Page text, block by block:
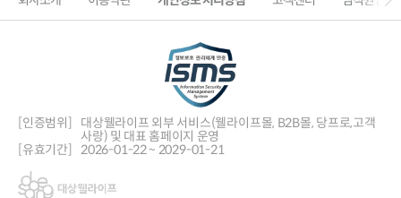
[인증범위] 대상웰라이프 외부 서비스(웰라이프몰, B2B몰, 당프로,고객
사랑) 및 대표 홈페이지 운영
[유효기간]
2026-01-22 ~ 2029-01-21